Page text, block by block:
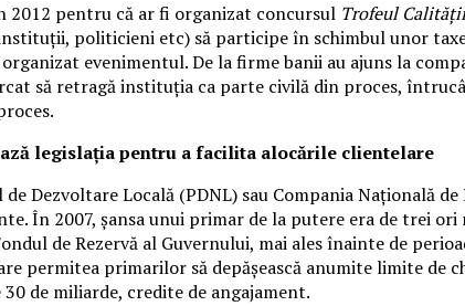
2012 pentru că ar fi organizat concursul Trofeul
politicieni etc) să participe în schimbul unor
evenimentul. De la firme banii au ajuns la
să retragă instituția ca parte civilă din proces,
legislația pentru a facilita alocările clientelare
Dezvoltare Locală (PDNL) sau Compania Națională
În 2007, șansa unui primar de la putere era de trei ori
de Rezervă al Guvernului, mai ales înainte de
permitea primarilor să depășească anumite limite de
de miliarde, credite de angajament.